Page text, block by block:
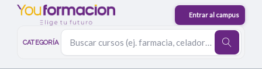
CATEGORÍA